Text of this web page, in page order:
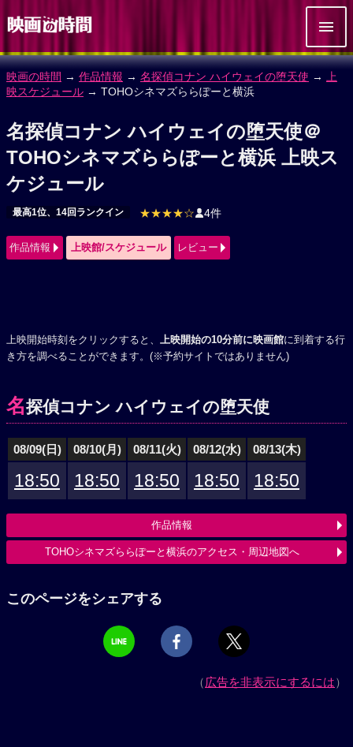
映画の時間 → 作品情報 → 名探偵コナン ハイウェイの堕天使 →
上
映スケジュール → TOHOシネマズららぽーと横浜
名探偵コナン ハイウェイの堕天使＠
TOHOシネマズららぽーと横浜 上映ス
ケジュール
最高1位、14回ランクイン ★★★★☆ 4件
作品情報 上映館/スケジュール レビュー
上映開始時刻をクリックすると、 上映開始の10分前に映画館に到着する行
き方を調べることができます。(※予約サイトではありません)
名探偵コナン ハイウェイの堕天使
08/09(日) 08/10(月) 08/11(火) 08/12(水) 08/13(木)
18:50 18:50 18:50 18:50 18:50
作品情報
TOHOシネマズららぽーと横浜のアクセス・周辺地図へ
このページをシェアする
（広告を非表示にするには）